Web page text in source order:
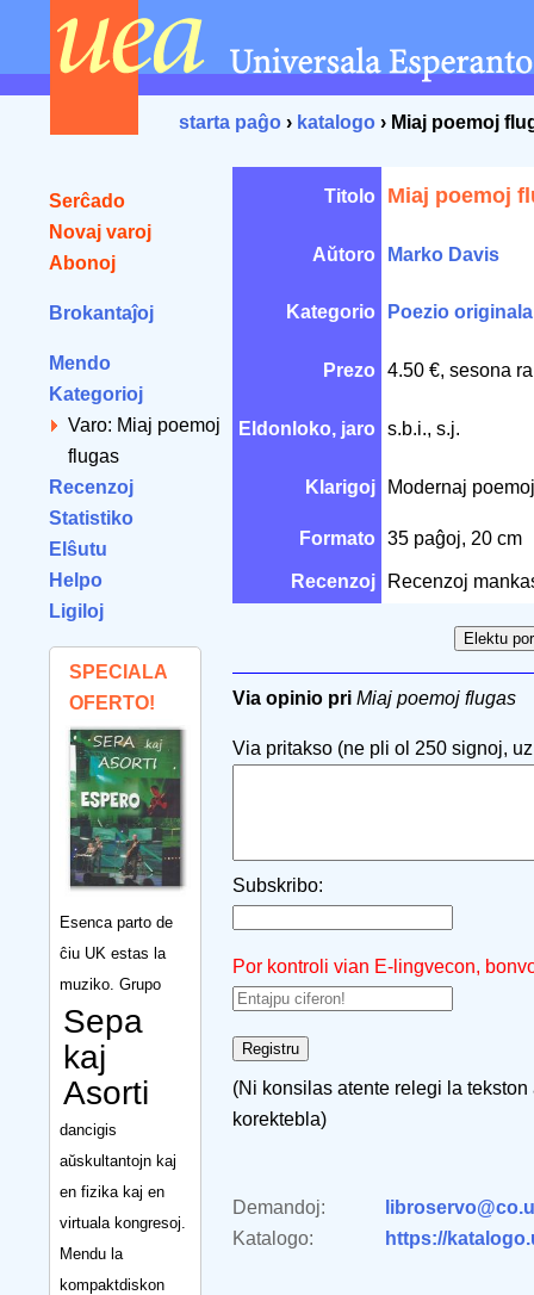
starta paĝo › katalogo › Miaj poemoj
Serĉado
Novaj varoj
Abonoj
Brokantaĵoj
Mendo
Kategorioj
Varo: Miaj poemoj
flugas
Recenzoj
Statistiko
Elŝutu
Helpo
Ligiloj
SPECIALA
OFERTO!
Esenca parto de
ĉiu UK estas la
muziko. Grupo
Sepa
kaj
Asorti
dancigis
aŭskultantojn kaj
en fizika kaj en
virtuala kongresoj.
Mendu la
kompaktdiskon
Titolo Miaj poemoj
Aŭtoro Marko Davis
Kategorio Poezio originala
Prezo 4.50 €, sesona
Eldonloko, jaro s.b.i., s.j.
Klarigoj Modernaj
Formato 35 paĝoj, 20 cm
Recenzoj Recenzoj
Via opinio pri Miaj poemoj flugas
Via pritakso (ne pli ol 250 signoj,
Subskribo:
Por kontroli vian E-lingvecon,
(Ni konsilas atente relegi la
korektebla)
Demandoj:
Katalogo:
https://